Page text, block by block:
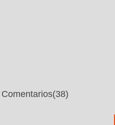
Comentarios(38)